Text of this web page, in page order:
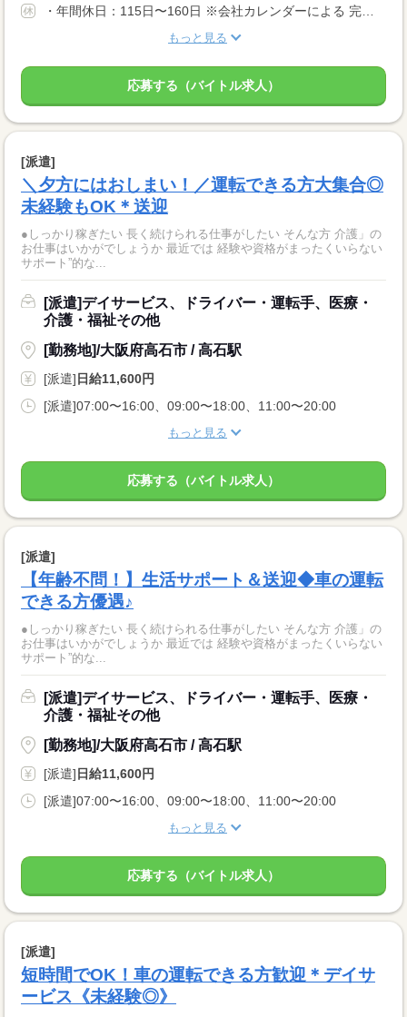
・年間休日：115日〜160日 ※会社カレンダーによる 完全週休2日もしくは、 週休2日制（月8日以上） 曜日は勤務先による 配属先により土日休みもOK。 ぜひご相談ください。 ・長期休暇 ・有給休暇
もっと見る
応募する（バイトル求人）
[派遣]
＼夕方にはおしまい！／運転できる方大集合◎
未経験もOK＊送迎
●しっかり稼ぎたい 長く続けられる仕事がしたい そんな方 介護」の
お仕事はいかがでしょうか 最近では 経験や資格がまったくいらない
サポート”的な...
[派遣]デイサービス、ドライバー・運転手、医療・
介護・福祉その他
[勤務地]/大阪府高石市 / 高石駅
[派遣] 日給11,600円
[派遣]07:00〜16:00、09:00〜18:00、11:00〜20:00
もっと見る
応募する（バイトル求人）
[派遣]
【年齢不問！】生活サポート＆送迎◆車の運転
できる方優遇♪
●しっかり稼ぎたい 長く続けられる仕事がしたい そんな方 介護」の
お仕事はいかがでしょうか 最近では 経験や資格がまったくいらない
サポート”的な...
[派遣]デイサービス、ドライバー・運転手、医療・
介護・福祉その他
[勤務地]/大阪府高石市 / 高石駅
[派遣] 日給11,600円
[派遣]07:00〜16:00、09:00〜18:00、11:00〜20:00
もっと見る
応募する（バイトル求人）
[派遣]
短時間でOK！車の運転できる方歓迎＊デイサ
ービス《未経験◎》